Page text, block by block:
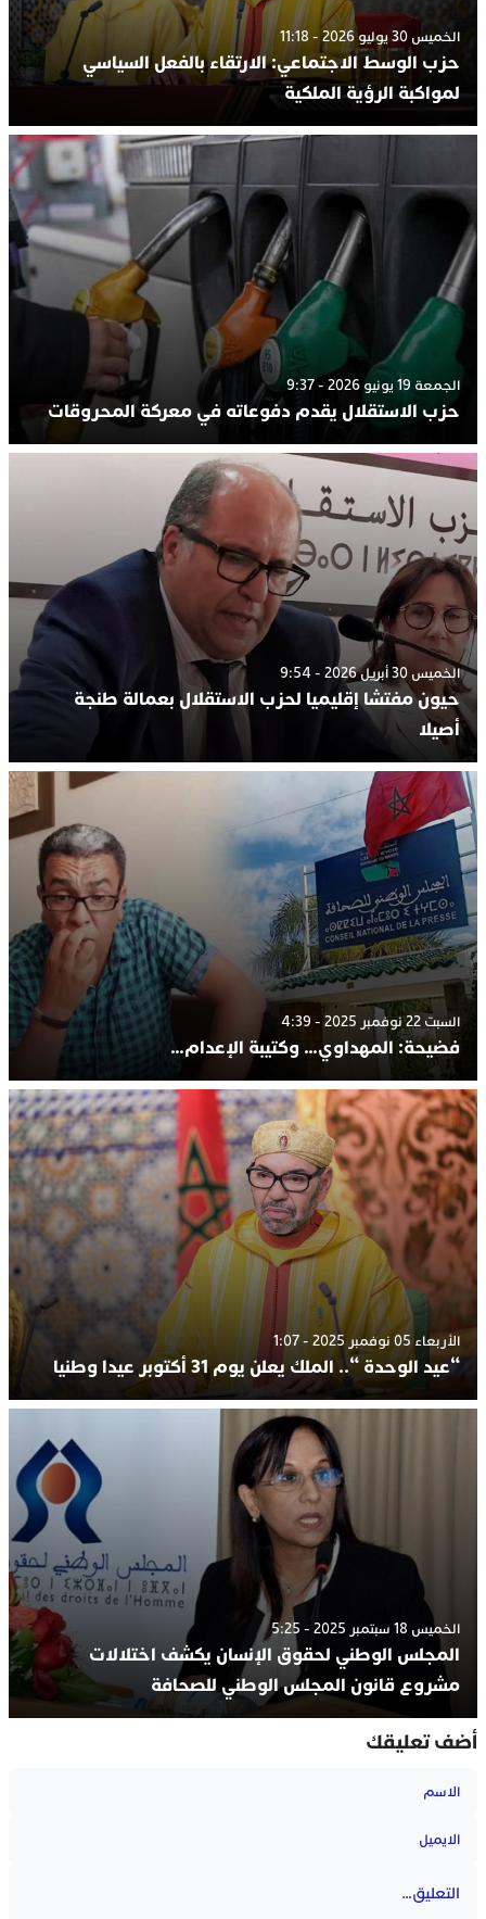
الخميس 30 يوليو 2026 - 11:18
حزب الوسط الاجتماعي: الارتقاء بالفعل السياسي
لمواكبة الرؤية الملكية
الجمعة 19 يونيو 2026 - 9:37
حزب الاستقلال يقدم دفوعاته في معركة المحروقات
الخميس 30 أبريل 2026 - 9:54
حيون مفتشا إقليميا لحزب الاستقلال بعمالة طنجة
أصيلا
السبت 22 نوفمبر 2025 - 4:39
فضيحة: المهداوي… وكتيبة الإعدام…
الأربعاء 05 نوفمبر 2025 - 1:07
“عيد الوحدة “.. الملك يعلن يوم 31 أكتوبر عيدا وطنيا
الخميس 18 سبتمبر 2025 - 5:25
المجلس الوطني لحقوق الإنسان يكشف اختلالات
مشروع قانون المجلس الوطني للصحافة
أضف تعليقك